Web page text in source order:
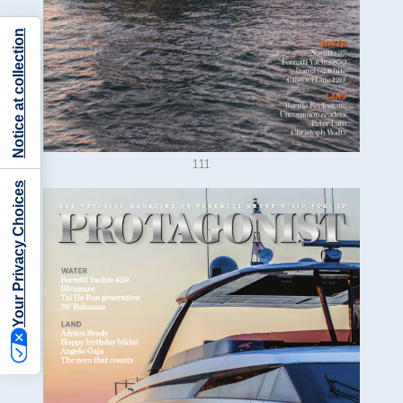
111
Your Privacy Choices
Notice at collection